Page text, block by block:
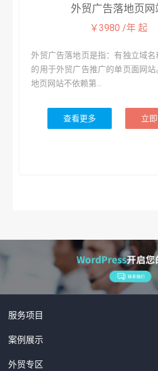
外贸广告落地页网
￥3980 /年 起
外贸广告落地页是指：有独立域名
的用于外贸广告推广的单页面网
地页网站不依赖第...
查看更多 立
服务项目
案例展示
外贸专区